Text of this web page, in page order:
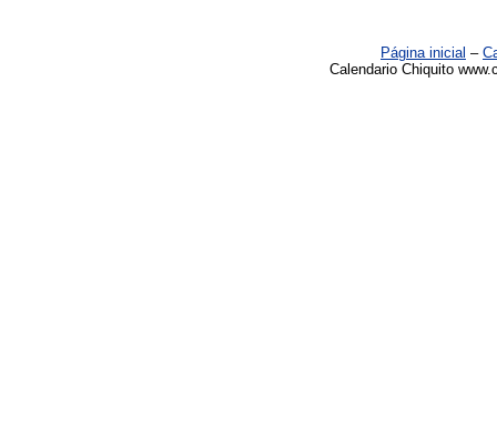
Página inicial –
Calendario Chiquito